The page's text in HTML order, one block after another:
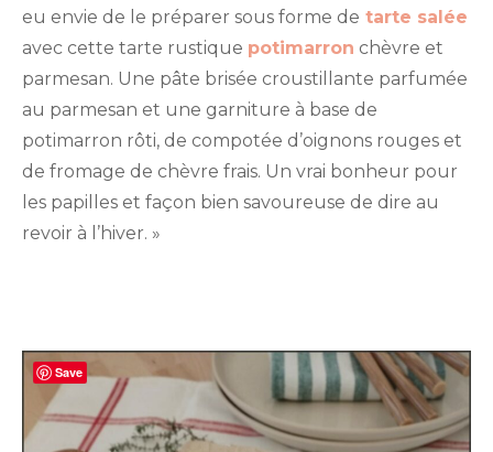
IG
Bas)
eu envie de le préparer sous forme de tarte salée
avec cette tarte rustique potimarron chèvre et
parmesan. Une pâte brisée croustillante parfumée
au parmesan et une garniture à base de
potimarron rôti, de compotée d’oignons rouges et
de fromage de chèvre frais. Un vrai bonheur pour
les papilles et façon bien savoureuse de dire au
revoir à l’hiver. »
Save